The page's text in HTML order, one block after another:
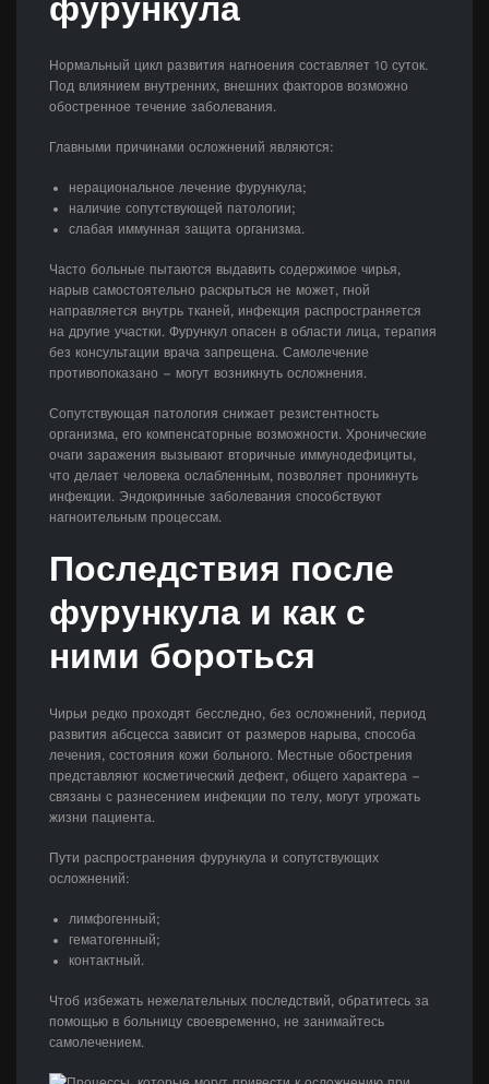
фурункула
Нормальный цикл развития нагноения составляет 10 суток.
Под влиянием внутренних, внешних факторов возможно
обостренное течение заболевания.
Главными причинами осложнений являются:
нерациональное лечение фурункула;
наличие сопутствующей патологии;
слабая иммунная защита организма.
Часто больные пытаются выдавить содержимое чирья,
нарыв самостоятельно раскрыться не может, гной
направляется внутрь тканей, инфекция распространяется
на другие участки. Фурункул опасен в области лица, терапия
без консультации врача запрещена. Самолечение
противопоказано – могут возникнуть осложнения.
Сопутствующая патология снижает резистентность
организма, его компенсаторные возможности. Хронические
очаги заражения вызывают вторичные иммунодефициты,
что делает человека ослабленным, позволяет проникнуть
инфекции. Эндокринные заболевания способствуют
нагноительным процессам.
Последствия после
фурункула и как с
ними бороться
Чирьи редко проходят бесследно, без осложнений, период
развития абсцесса зависит от размеров нарыва, способа
лечения, состояния кожи больного. Местные обострения
представляют косметический дефект, общего характера –
связаны с разнесением инфекции по телу, могут угрожать
жизни пациента.
Пути распространения фурункула и сопутствующих
осложнений:
лимфогенный;
гематогенный;
контактный.
Чтоб избежать нежелательных последствий, обратитесь за
помощью в больницу своевременно, не занимайтесь
самолечением.